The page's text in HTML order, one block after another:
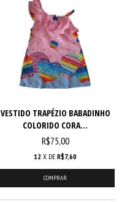
VESTIDO TRAPÉZIO BABADINHO
COLORIDO CORA...
R$75,00
12 X DE R$7,60
COMPRAR